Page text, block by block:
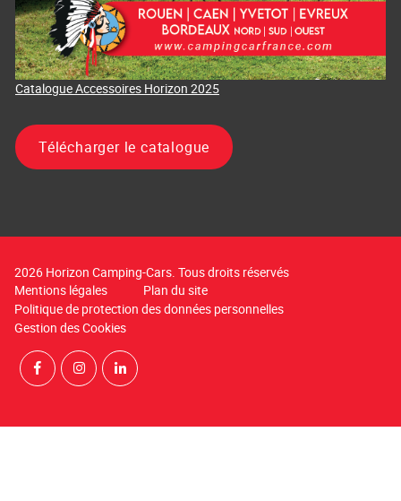
Catalogue Accessoires Horizon 2025
Télécharger le catalogue
2026 Horizon Camping-Cars. Tous droits réservés
Mentions légales
Plan du site
Politique de protection des données personnelles
Gestion des Cookies